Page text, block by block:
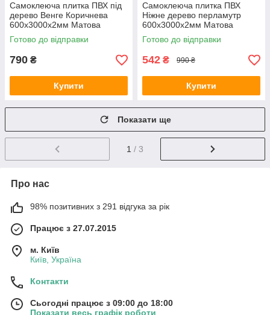
Самоклеюча плитка ПВХ під
дерево Венге Коричнева
600х3000х2мм Матова
вініловий декор для стін SW-
00002047
Готово до відправки
790 ₴
Купити
Самоклеюча плитка ПВХ
Ніжне дерево перламутр
600х3000х2мм Матова
вініловий декор для стін SW-
00002052
Готово до відправки
542 ₴ 990 ₴
Купити
Показати ще
1 / 3
Про нас
98% позитивних з 291 відгука за рік
Працює з 27.07.2015
м. Київ
Київ, Україна
Контакти
Сьогодні працює з 09:00 до 18:00
Показати весь графік роботи